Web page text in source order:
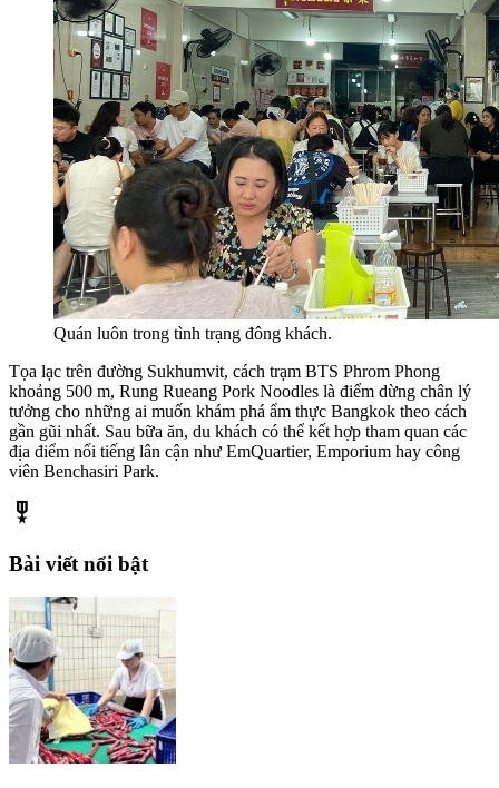
Quán luôn trong tình trạng đông khách.
Tọa lạc trên đường Sukhumvit, cách trạm BTS Phrom Phong
khoảng 500 m, Rung Rueang Pork Noodles là điểm dừng chân lý
tưởng cho những ai muốn khám phá ẩm thực Bangkok theo cách
gần gũi nhất. Sau bữa ăn, du khách có thể kết hợp tham quan các
địa điểm nổi tiếng lân cận như EmQuartier, Emporium hay công
viên Benchasiri Park.
military_tech
Bài viết nổi bật